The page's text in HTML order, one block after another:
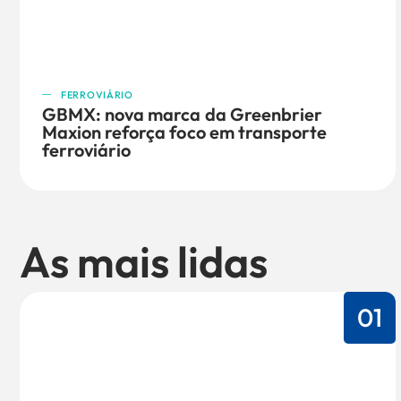
FERROVIÁRIO
GBMX: nova marca da Greenbrier
Maxion reforça foco em transporte
ferroviário
As mais lidas
01